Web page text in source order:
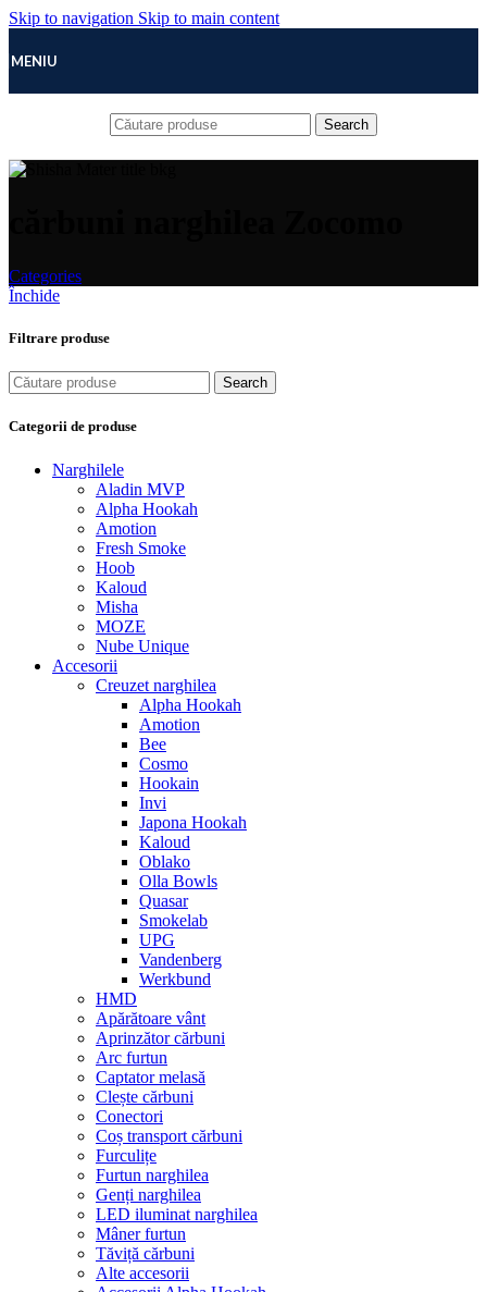
Skip to navigation Skip to main content
MENIU
Search
Categories
Închide
Filtrare produse
Search
Categorii de produse
Narghilele
Aladin MVP
Alpha Hookah
Amotion
Fresh Smoke
Hoob
Kaloud
Misha
MOZE
Nube Unique
Accesorii
Creuzet narghilea
Alpha Hookah
Amotion
Bee
Cosmo
Hookain
Invi
Japona Hookah
Kaloud
Oblako
Olla Bowls
Quasar
Smokelab
UPG
Vandenberg
Werkbund
HMD
Apărătoare vânt
Aprinzător cărbuni
Arc furtun
Captator melasă
Clește cărbuni
Conectori
Coș transport cărbuni
Furculițe
Furtun narghilea
Genți narghilea
LED iluminat narghilea
Mâner furtun
Tăviță cărbuni
Alte accesorii